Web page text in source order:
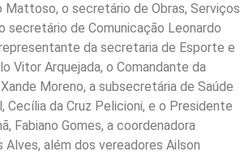
Mattoso, o secretário de Obras, Serviços
secretário de Comunicação Leonardo
da secretaria de Esporte e
Vitor Arquejada, o Comandante da
Moreno, a subsecretária de Saúde
Cecília da Cruz Pelicioni, e o Presidente
Fabiano Gomes, a coordenadora
além dos vereadores Ailson